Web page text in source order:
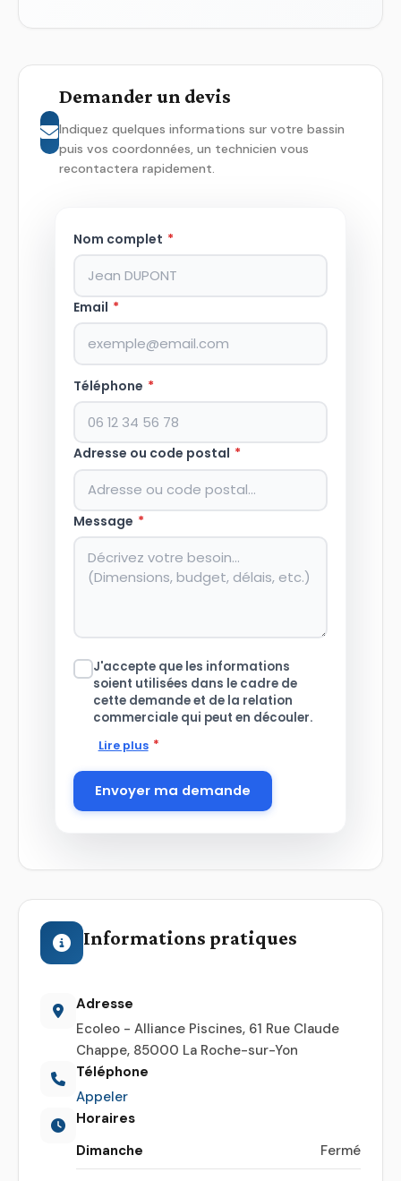
Demander un devis
Indiquez quelques informations sur votre bassin
puis vos coordonnées, un technicien vous
recontactera rapidement.
Nom complet *
Email *
Téléphone *
Adresse ou code postal *
Message *
J'accepte que les informations
soient utilisées dans le cadre de
cette demande et de la relation
commerciale qui peut en découler.
Lire plus *
Envoyer ma demande
Informations pratiques
Adresse
Ecoleo - Alliance Piscines, 61 Rue Claude
Chappe, 85000 La Roche-sur-Yon
Téléphone
Appeler
Horaires
Dimanche
Fermé